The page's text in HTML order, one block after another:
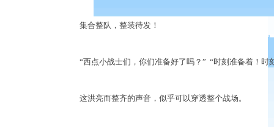
集合整队，整装待发！
“西点小战士们，你们准备好了吗？ ” “时刻准备着！时
这洪亮而整齐的声音，似乎可以穿透整个战场。